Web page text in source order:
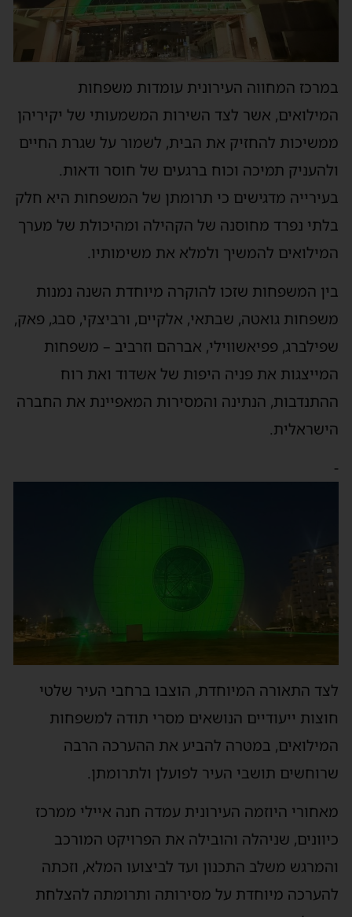
במרכז המחווה העירונית עומדות משפחות
המילואים, אשר לצד השירות המשמעותי של יקיריהן
ממשיכות להחזיק את הבית, לשמור על שגרת החיים
ולהעניק תמיכה וכוח ברגעים של חוסר ודאות.
בעירייה מדגישים כי תרומתן של המשפחות היא חלק
בלתי נפרד מחוסנה של הקהילה ומהיכולת של מערך
המילואים להמשיך ולמלא את משימותיו.
בין המשפחות שזכו להוקרה מיוחדת השנה נמנות
משפחות גואטה, שבתאי, אלקיים, ורביצקי, סבג, פאק,
שפילברג, פפיאשווילי, אברהם וזרביב – משפחות
המייצגות את פניה היפות של אשדוד ואת רוח
ההתנדבות, הנתינה והמסירות המאפיינת את החברה
הישראלית.
-
לצד התאורה המיוחדת, הוצבו ברחבי העיר שלטי
חוצות ייעודיים הנושאים מסרי תודה למשפחות
המילואים, במטרה להביע את ההערכה הרבה
שרוחשים תושבי העיר לפועלן ולתרומתן.
מאחורי היוזמה העירונית עמדה חנה איילי ממרכז
כיוונים, שניהלה והובילה את הפרויקט המורכב
והמרגש משלב התכנון ועד לביצועו המלא, וזכתה
להערכה מיוחדת על מסירותה ותרומתה להצלחת